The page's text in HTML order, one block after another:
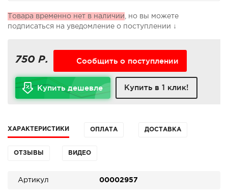
Товара временно нет в наличии , но вы можете
подписаться на уведомление о поступлении ↓
750 Р. Сообщить о поступлении
Купить дешевле Купить в 1 клик!
ХАРАКТЕРИСТИКИ ОПЛАТА ДОСТАВКА
ОТЗЫВЫ ВИДЕО
Артикул 00002957